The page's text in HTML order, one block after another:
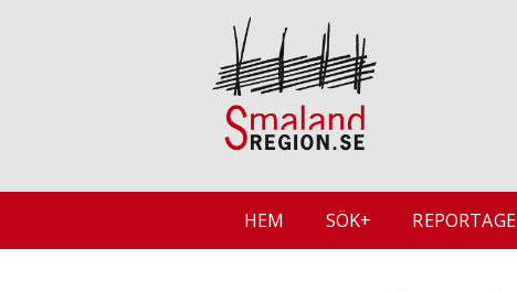
HEM SÖK+ REPORTAGE